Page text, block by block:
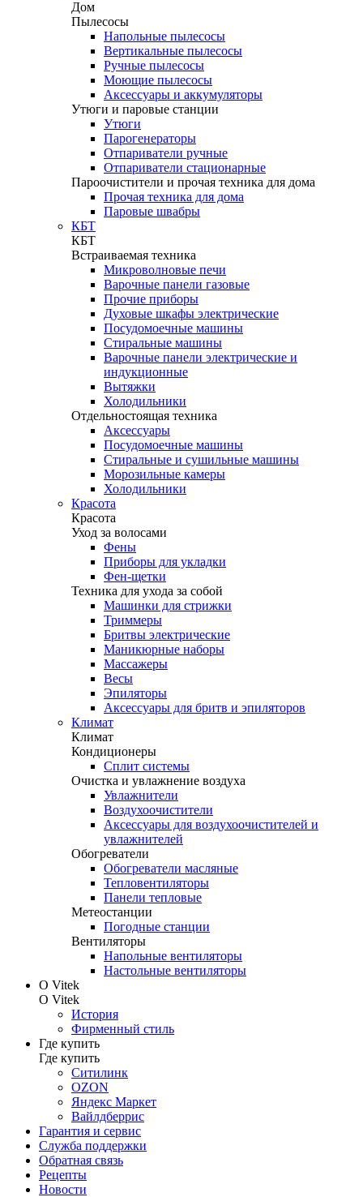
Дом
Пылесосы
Напольные пылесосы
Вертикальные пылесосы
Ручные пылесосы
Моющие пылесосы
Аксессуары и аккумуляторы
Утюги и паровые станции
Утюги
Парогенераторы
Отпариватели ручные
Отпариватели стационарные
Пароочистители и прочая техника для дома
Прочая техника для дома
Паровые швабры
КБТ
КБТ
Встраиваемая техника
Микроволновые печи
Варочные панели газовые
Прочие приборы
Духовые шкафы электрические
Посудомоечные машины
Стиральные машины
Варочные панели электрические и
индукционные
Вытяжки
Холодильники
Отдельностоящая техника
Аксессуары
Посудомоечные машины
Стиральные и сушильные машины
Морозильные камеры
Холодильники
Красота
Красота
Уход за волосами
Фены
Приборы для укладки
Фен-щетки
Техника для ухода за собой
Машинки для стрижки
Триммеры
Бритвы электрические
Маникюрные наборы
Массажеры
Весы
Эпиляторы
Аксессуары для бритв и эпиляторов
Климат
Климат
Кондиционеры
Сплит системы
Очистка и увлажнение воздуха
Увлажнители
Воздухоочистители
Аксессуары для воздухоочистителей и
увлажнителей
Обогреватели
Обогреватели масляные
Тепловентиляторы
Панели тепловые
Метеостанции
Погодные станции
Вентиляторы
Напольные вентиляторы
Настольные вентиляторы
О Vitek
О Vitek
История
Фирменный стиль
Где купить
Где купить
Ситилинк
OZON
Яндекс Маркет
Вайлдберрис
Гарантия и сервис
Служба поддержки
Обратная связь
Рецепты
Новости